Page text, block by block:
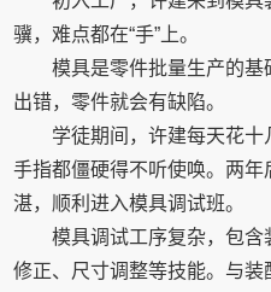
骥，难点都在“手”上。
模具是零件批量生产的
出错，零件就会有缺陷。
学徒期间，许建每天花
手指都僵硬得不听使唤。两
湛，顺利进入模具调试班。
模具调试工序复杂，包
修正、尺寸调整等技能。与